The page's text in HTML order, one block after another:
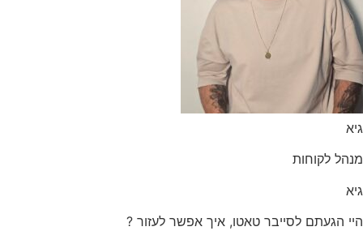
לקוחות
הגעתם לסייבר טאטו, איך אפשר לעזור ?